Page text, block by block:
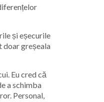
și eșecurile
doar greșeala
Eu cred că
a schimba
Personal,